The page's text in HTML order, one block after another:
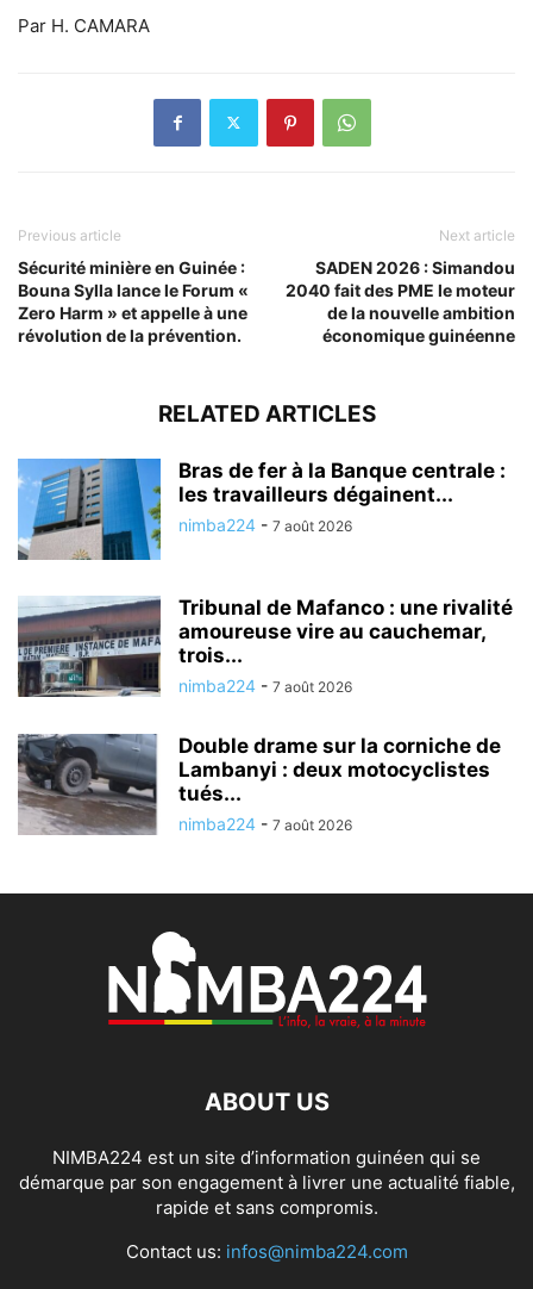
Par H. CAMARA
Previous article
Sécurité minière en Guinée :
Bouna Sylla lance le Forum «
Zero Harm » et appelle à une
révolution de la prévention.
Next article
SADEN 2026 : Simandou
2040 fait des PME le moteur
de la nouvelle ambition
économique guinéenne
RELATED ARTICLES
Bras de fer à la Banque centrale :
les travailleurs dégainent...
nimba224 - 7 août 2026
Tribunal de Mafanco : une rivalité
amoureuse vire au cauchemar,
trois...
nimba224 - 7 août 2026
Double drame sur la corniche de
Lambanyi : deux motocyclistes
tués...
nimba224 - 7 août 2026
ABOUT US
NIMBA224 est un site d’information guinéen qui se
démarque par son engagement à livrer une actualité fiable,
rapide et sans compromis.
Contact us: infos@nimba224.com